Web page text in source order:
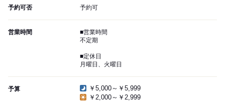
予約可否 予約可
営業時間
■営業時間
不定期
■定休日
月曜日、火曜日
予算
￥5,000～￥5,999
￥2,000～￥2,999